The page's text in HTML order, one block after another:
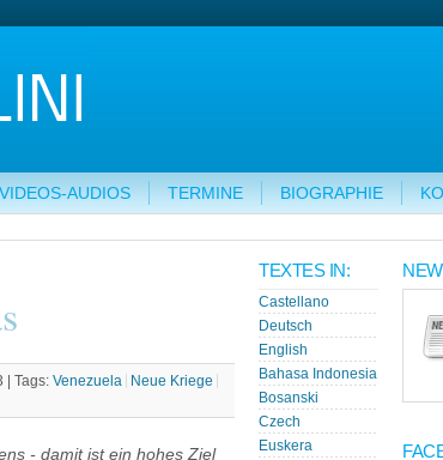
VIDEOS-AUDIOS TERMINE BIOGRAPHIE
| Tags: Venezuela
Neue Kriege
- damit ist ein hohes Ziel
TEXTES IN:
Castellano
Deutsch
English
Bahasa Indonesia
Bosanski
Czech
Euskera